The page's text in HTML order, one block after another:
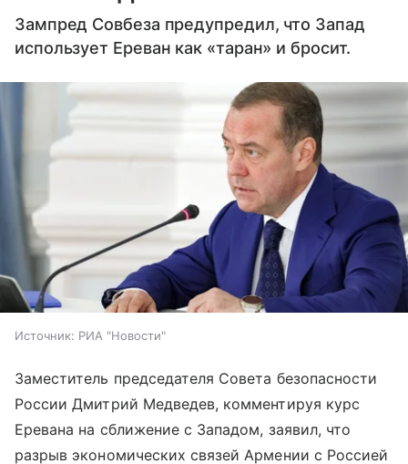
Зампред Совбеза предупредил, что Запад
использует Ереван как «таран» и бросит.
Источник: РИА "Новости"
Заместитель председателя Совета безопасности
России Дмитрий Медведев, комментируя курс
Еревана на сближение с Западом, заявил, что
разрыв экономических связей Армении с Россией